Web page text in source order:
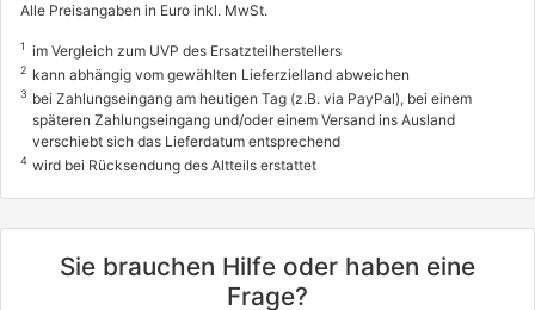
Alle Preisangaben in Euro inkl. MwSt.
1 im Vergleich zum UVP des Ersatzteilherstellers
2 kann abhängig vom gewählten Lieferzielland abweichen
3 bei Zahlungseingang am heutigen Tag (z.B. via PayPal), bei einem
späteren Zahlungseingang und/oder einem Versand ins Ausland
verschiebt sich das Lieferdatum entsprechend
4 wird bei Rücksendung des Altteils erstattet
Sie brauchen Hilfe oder haben eine
Frage?